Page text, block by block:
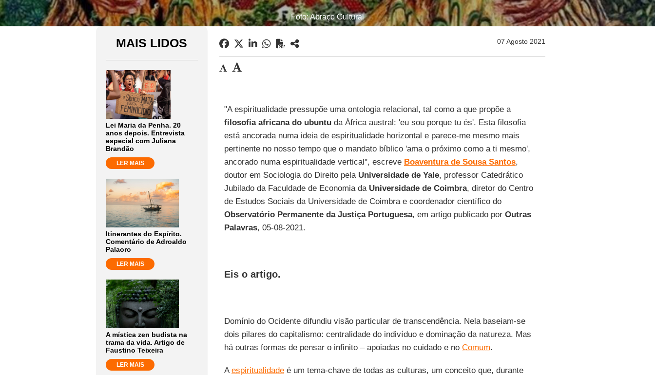
Foto: Abraço Cultural
MAIS LIDOS
Lei Maria da Penha. 20
anos depois. Entrevista
especial com Juliana
Brandão
LER MAIS
Itinerantes do Espírito.
Comentário de Adroaldo
Palaoro
LER MAIS
A mística zen budista na
trama da vida. Artigo de
Faustino Teixeira
LER MAIS
07 Agosto 2021
"A espiritualidade pressupõe uma ontologia relacional, tal como a que propõe a
filosofia africana do ubuntuda África austral: 'eu sou porque tu és'. Esta filosofia
está ancorada numa ideia de espiritualidade horizontal e parece-me mesmo mais
pertinente no nosso tempo que o mandato bíblico 'ama o próximo como a ti mesmo',
ancorado numa espiritualidade vertical", escreve Boaventura de Sousa Santos,
doutor em Sociologia do Direito pela Universidade de Yale, professor Catedrático
Jubilado da Faculdade de Economia da Universidade de Coimbra, diretor do Centro
de Estudos Sociais da Universidade de Coimbra e coordenador científico do
Observatório Permanente da Justiça Portuguesa, em artigo publicado por Outras
Palavras, 05-08-2021.
Eis o artigo.
Domínio do Ocidente difundiu visão particular de transcendência. Nela baseiam-se
dois pilares do capitalismo: centralidade do indivíduo e dominação da natureza. Mas
há outras formas de pensar o infinito – apoiadas no cuidado e no Comum.
Aespiritualidadeé um tema-chave de todas as culturas, um conceito que, durante